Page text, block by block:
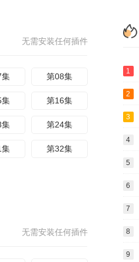
无需安装任何插件
集 第08集
集 第16集
集 第24集
集 第32集
无需安装任何插件
1
2
3
4
5
6
7
8
9